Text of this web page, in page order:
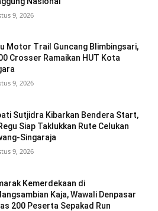
9, 2026
Motor Trail Guncang Blimbingsari,
Crosser Ramaikan HUT Kota
9, 2026
Sutjidra Kibarkan Bendera Start,
Siap Taklukkan Rute Celukan
Singaraja
9, 2026
Kemerdekaan di
Kaja, Wawali Denpasar
200 Peserta Sepakad Run